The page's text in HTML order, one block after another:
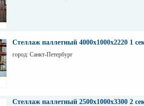
Стеллаж паллетный 4000х1000х2220 1
город: Санкт-Петербург
Стеллаж паллетный 2500х1000х3300 2